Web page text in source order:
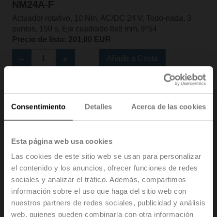
Consentimiento Detalles Acerca de las cookies
Esta página web usa cookies
Las cookies de este sitio web se usan para personalizar
el contenido y los anuncios, ofrecer funciones de redes
sociales y analizar el tráfico. Además, compartimos
información sobre el uso que haga del sitio web con
nuestros partners de redes sociales, publicidad y análisis
web, quienes pueden combinarla con otra información
NM24A-F
Actuador rotativo, 10 Nm, AC/DC 24 V, Todo-nada, 3
puntos, 150 s, Eje cuadrado 8x8 mm, IP54
Precio de lista: 201,00 EUR
Actuador rotativo, 10 Nm, AC/DC 24 V, KNX (S-Mode),
150 s (43...173 s), IP54
Precio de lista: 398,00 EUR
Añadir a Cesta